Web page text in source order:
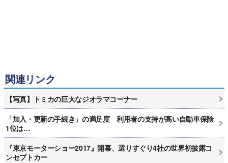
関連リンク
【写真】トミカの巨大なジオラマコーナー
「加入・更新の手続き」の満足度 利用者の支持が高い自動車保険
1位は…
『東京モーターショー2017』開幕、選りすぐり4社の世界初披露コ
ンセプトカー